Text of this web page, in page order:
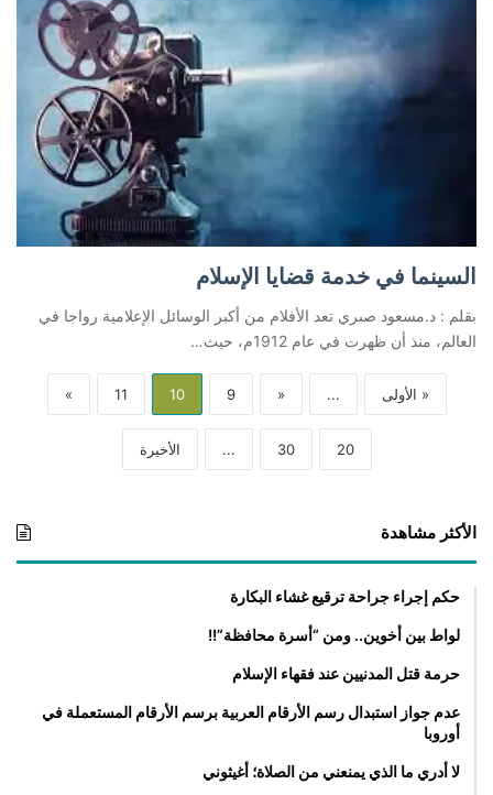
السينما في خدمة قضايا الإسلام
بقلم : د.مسعود صبري تعد الأفلام من أكبر الوسائل الإعلامية رواجا في
العالم، منذ أن ظهرت في عام 1912م، حيث…
« الأولى ...
«
9
10
11
»
20
30
... الأخيرة
الأكثر مشاهدة
حكم إجراء جراحة ترقيع غشاء البكارة
لواط بين أخوين.. ومن “أسرة محافظة”!!
حرمة قتل المدنيين عند فقهاء الإسلام
عدم جواز استبدال رسم الأرقام العربية برسم الأرقام المستعملة في
أوروبا
لا أدري ما الذي يمنعني من الصلاة؛ أغيثوني